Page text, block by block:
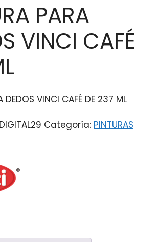
PARA
VINCI CAFÉ
DEDOS VINCI CAFÉ DE 237 ML
Categoría: PINTURAS